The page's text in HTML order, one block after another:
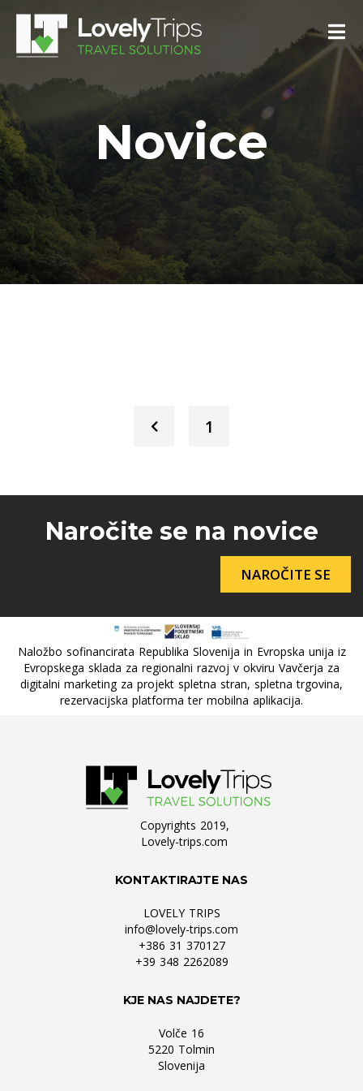
Novice
1
Naročite se na novice
NAROČITE SE
Naložbo sofinancirata Republika Slovenija in Evropska unija iz
Evropskega sklada za regionalni razvoj v okviru Vavčerja za
digitalni marketing za projekt spletna stran, spletna trgovina,
rezervacijska platforma ter mobilna aplikacija.
Copyrights 2019,
Lovely-trips.com
KONTAKTIRAJTE NAS
LOVELY TRIPS
info@lovely-trips.com
+386 31 370127
+39 348 2262089
KJE NAS NAJDETE?
Volče 16
5220 Tolmin
Slovenija